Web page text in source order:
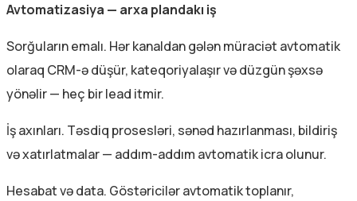
Avtomatizasiya — arxa plandakı iş
Sorğuların emalı. Hər kanaldan gələn müraciət avtomatik
olaraq CRM-ə düşür, kateqoriyalaşır və düzgün şəxsə
yönəlir — heç bir lead itmir.
İş axınları. Təsdiq prosesləri, sənəd hazırlanması, bildiriş
və xatırlatmalar — addım-addım avtomatik icra olunur.
Hesabat və data. Göstəricilər avtomatik toplanır,